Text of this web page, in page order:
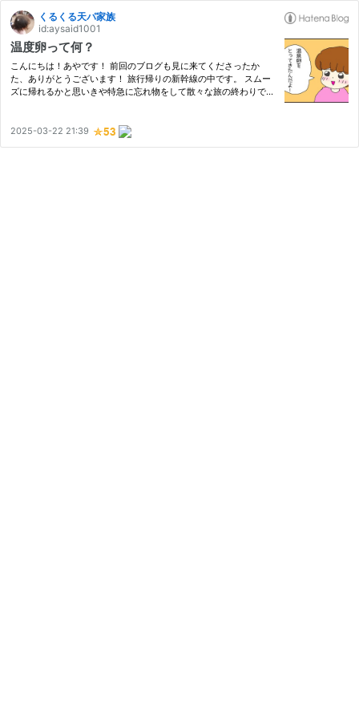
くるくる天パ家族
id:aysaid1001
温度卵って何？
こんにちは！あやです！ 前回のブログも見に来てくださったか
た、ありがとうございます！ 旅行帰りの新幹線の中です。 スムー
ズに帰れるかと思いきや特急に忘れ物をして散々な旅の終わりでし
よ…
2025-03-22 21:39